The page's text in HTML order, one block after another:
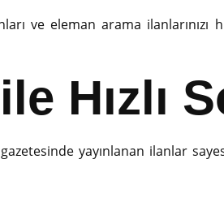
ve eleman arama ilanlarınızı
Hızlı
yayınlanan ilanlar